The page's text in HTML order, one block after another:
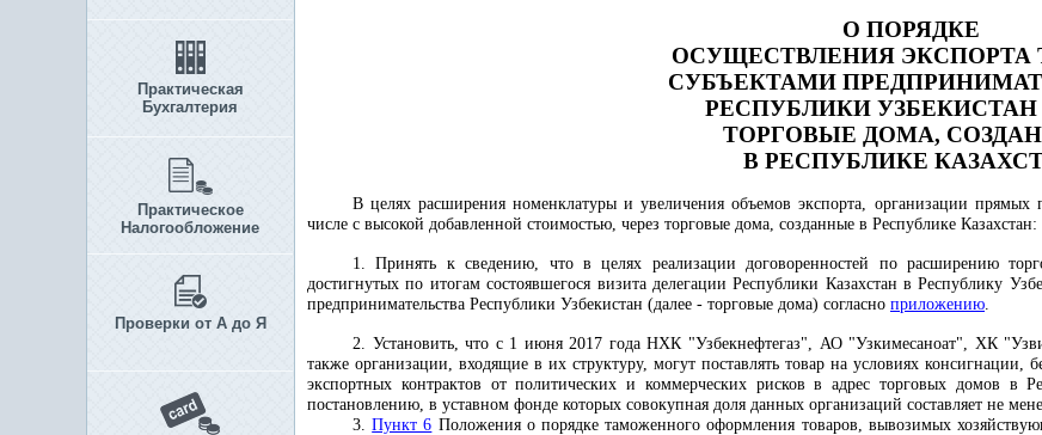
Практическая
Бухгалтерия
Практическое
Налогообложение
Проверки от А до Я
О ПОРЯДКЕ
ОСУЩЕСТВЛЕНИЯ ЭКСПОРТА
СУБЪЕКТАМИ
РЕСПУБЛИКИ УЗБЕКИСТАН
ТОРГОВЫЕ ДОМА,
В РЕСПУБЛИКЕ
В целях расширения номенклатуры и увеличения объемов экспорта, организации прямых
числе с высокой добавленной стоимостью, через торговые дома, созданные в Республике Казахстан:
1. Принять к сведению, что в целях реализации договоренностей по расширению
достигнутых по итогам состоявшегося визита делегации Республики Казахстан в Республику
предпринимательства Республики Узбекистан (далее - торговые дома) согласно приложению.
2. Установить, что с 1 июня 2017 года НХК "Узбекнефтегаз", АО "Узкимесаноат", ХК
также организации, входящие в их структуру, могут поставлять товар на условиях консигнации,
экспортных контрактов от политических и коммерческих рисков в адрес торговых домов в
постановлению, в уставном фонде которых совокупная доля данных организаций составляет не
3.Пункт 6 Положения о порядке таможенного оформления товаров, вывозимых